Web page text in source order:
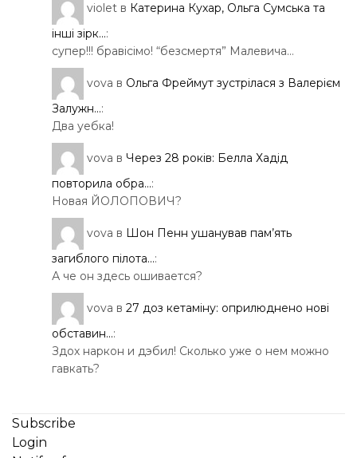
violet в Катерина Кухар, Ольга Сумська та
інші зірк...:
супер!!! бравісімо! “безсмертя” Малевича…
vova в Ольга Фреймут зустрілася з Валерієм
Залужн...:
Два уебка!
vova в Через 28 років: Белла Хадід
повторила обра...:
Новая ЙОЛОПОВИЧ?
vova в Шон Пенн ушанував пам’ять
загиблого пілота...:
А че он здесь ошивается?
vova в 27 доз кетаміну: оприлюднено нові
обставин...:
Здох наркон и дэбил! Сколько уже о нем можно
гавкать?
Subscribe
Login